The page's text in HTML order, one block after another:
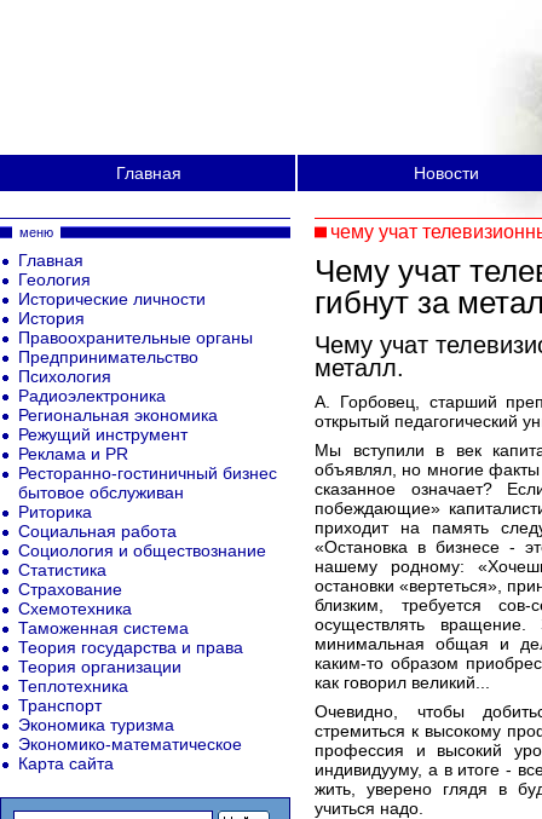
Главная Новости
чему учат
Чему учат
гибнут за
Чему учат
металл.
А. Горбовец, старший
открытый педагогический
Мы вступили в век
объявлял, но многие
сказанное означает?
побеждающие»
приходит на память
«Остановка в бизнесе -
нашему родному:
остановки «вертеться»,
близким, требуется
осуществлять
минимальная общая и
каким-то образом
как говорил великий...
Очевидно, чтобы
стремиться к высокому
профессия и высокий
индивидууму, а в итоге -
жить, уверено глядя в
учиться надо.
меню
Главная
Геология
Исторические личности
История
Правоохранительные органы
Предпринимательство
Психология
Радиоэлектроника
Региональная экономика
Режущий инструмент
Реклама и PR
Ресторанно-гостиничный бизнес
бытовое обслуживан
Риторика
Социальная работа
Социология и обществознание
Статистика
Страхование
Схемотехника
Таможенная система
Теория государства и права
Теория организации
Теплотехника
Транспорт
Экономика туризма
Экономико-математическое
Карта сайта